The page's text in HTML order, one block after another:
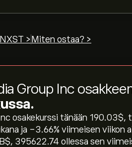
> Miten ostaa? >
Group Inc
osakekurssi tänään
ja ‎-3.66‎% viimeisen viikon
395622.74 ollessa sen